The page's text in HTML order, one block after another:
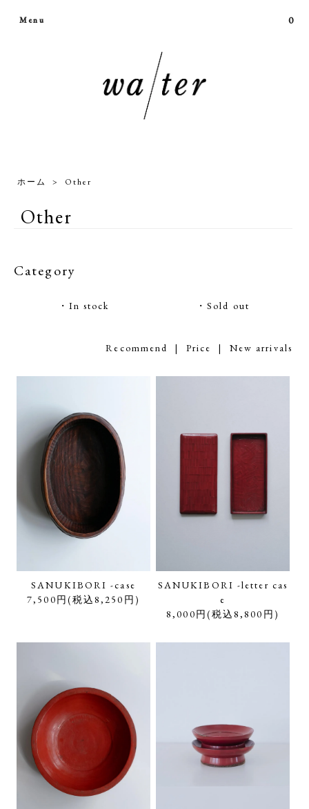
Menu 0
ホーム > Other
Other
Category
・In stock ・Sold out
Recommend | Price | New arrivals
SANUKIBORI -case
7,500円(税込8,250円)
SANUKIBORI -letter cas
e
8,000円(税込8,800円)